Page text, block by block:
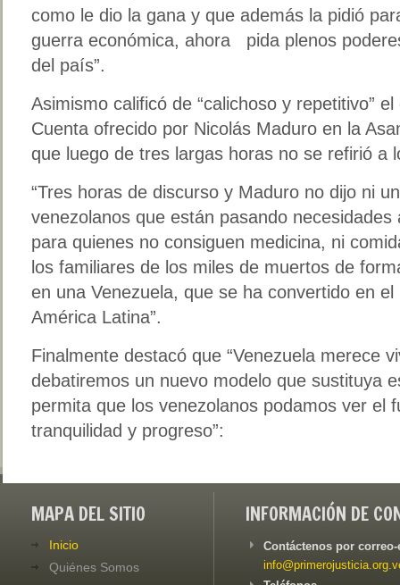
como le dio la gana y que además la pidió
guerra económica, ahora pida plenos
del país”.
Asimismo calificó de “calichoso y repetitivo”
Cuenta ofrecido por Nicolás Maduro en la
que luego de tres largas horas no se refirió a
“Tres horas de discurso y Maduro no dijo ni
venezolanos que están pasando
para quienes no consiguen medicina, ni
los familiares de los miles de muertos de
en una Venezuela, que se ha convertido en
América Latina”.
Finalmente destacó que “Venezuela merece
debatiremos un nuevo modelo que sustituya
permita que los venezolanos podamos ver el
tranquilidad y progreso”:
MAPA DEL SITIO
Inicio
Quiénes Somos
INFORMACIÓN DE
Contáctenos por